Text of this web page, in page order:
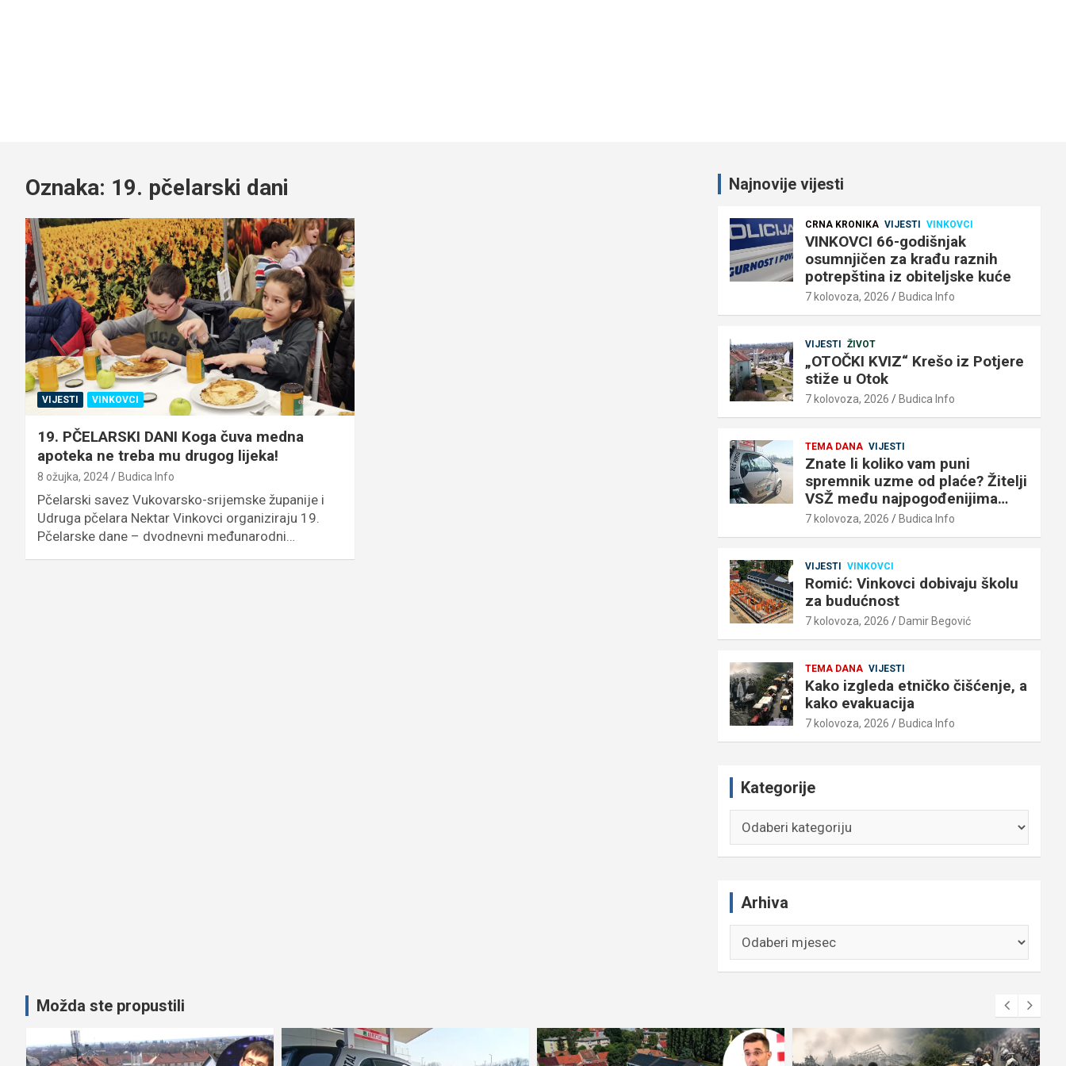
Oznaka: 19. pčelarski dani
VIJESTI VINKOVCI
19. PČELARSKI DANI Koga čuva medna
apoteka ne treba mu drugog lijeka!
8 ožujka, 2024 Budica Info
Pčelarski savez Vukovarsko-srijemske županije i
Udruga pčelara Nektar Vinkovci organiziraju 19.
Pčelarske dane – dvodnevni međunarodni…
Najnovije vijesti
CRNA KRONIKA VIJESTI VINKOVCI
VINKOVCI 66-godišnjak
osumnjičen za krađu raznih
potrepština iz obiteljske kuće
7 kolovoza, 2026 Budica Info
VIJESTI ŽIVOT
„OTOČKI KVIZ“ Krešo iz Potjere
stiže u Otok
7 kolovoza, 2026 Budica Info
TEMA DANA VIJESTI
Znate li koliko vam puni
spremnik uzme od plaće? Žitelji
VSŽ među najpogođenijima…
7 kolovoza, 2026 Budica Info
VIJESTI VINKOVCI
Romić: Vinkovci dobivaju školu
za budućnost
7 kolovoza, 2026 Damir Begović
TEMA DANA VIJESTI
Kako izgleda etničko čišćenje, a
kako evakuacija
7 kolovoza, 2026 Budica Info
Kategorije
Arhiva
Možda ste propustili